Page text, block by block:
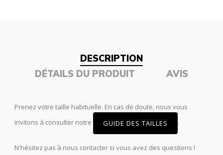
DESCRIPTION
DÉTAILS DU PRODUIT
AVIS
Prenez votre taille habituelle. En cas de doute, nous vous
invitons à consulter notre
GUIDE DES TAILLES .
N'hésitez pas à nous contacter si vous avez des questions !